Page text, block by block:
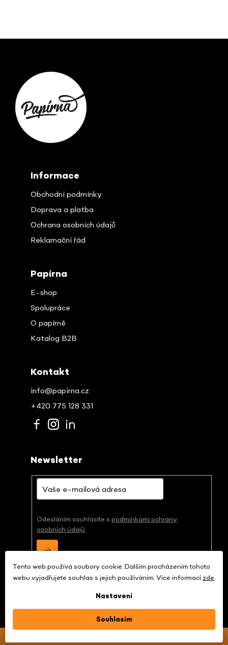
Tento web používá soubory cookie. Dalším procházením tohoto
webu vyjadřujete souhlas s jejich používáním. Více informací zde.
Nastavení
Souhlasím
Informace
Obchodní podmínky
Doprava a platba
Ochrana osobních údajů
Reklamační řád
Papírna
E-shop
Spolupráce
O papírně
Katalog B2B
Kontakt
info@papirna.cz
+420 775 128 331
Newsletter
Odesláním souhlasíte s podmínkami ochrany
osobních údajů
papírna.cz. Všechna práva
vyhrazena.